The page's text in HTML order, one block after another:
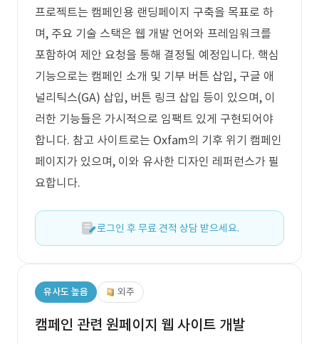
프로젝트는 캠페인용 랜딩페이지 구축을 목표로 하
며, 주요 기술 스택은 웹 개발 언어와 프레임워크를
포함하여 제안 요청을 통해 결정될 예정입니다. 핵심
기능으로는 캠페인 소개 및 기부 버튼 삽입, 구글 애
널리틱스(GA) 삽입, 버튼 링크 삽입 등이 있으며, 이
러한 기능들은 가시적으로 임팩트 있게 구현되어야
합니다. 참고 사이트로는 Oxfam의 기후 위기 캠페인
페이지가 있으며, 이와 유사한 디자인 레퍼런스가 필
요합니다.
로그인 후 무료 견적 상담 받으세요.
유사도 높음 외주
캠페인 관련 원페이지 웹 사이트 개발